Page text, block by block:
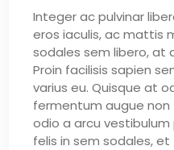
Integer ac pulvinar
eros iaculis, ac mattis
sodales sem libero, at
Proin facilisis sapien
varius eu. Quisque at
fermentum augue
odio a arcu vestibulum
felis in sem sodales,